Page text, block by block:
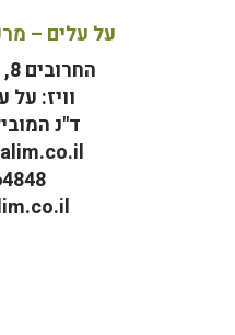
על עלים –
החרובים 8, מושב ציפורי
וויז: על
ד"נ המוביל,